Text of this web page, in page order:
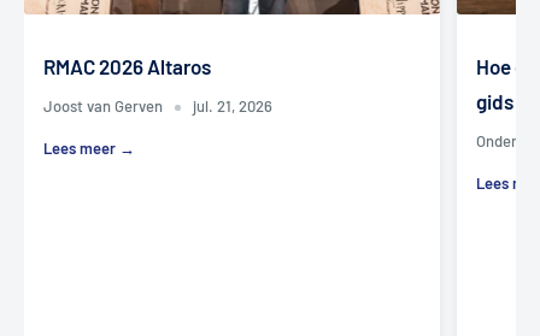
RMAC 2026 Altaros
Joost van Gerven jul. 21, 2026
Lees meer →
Hoe
gids
Lees